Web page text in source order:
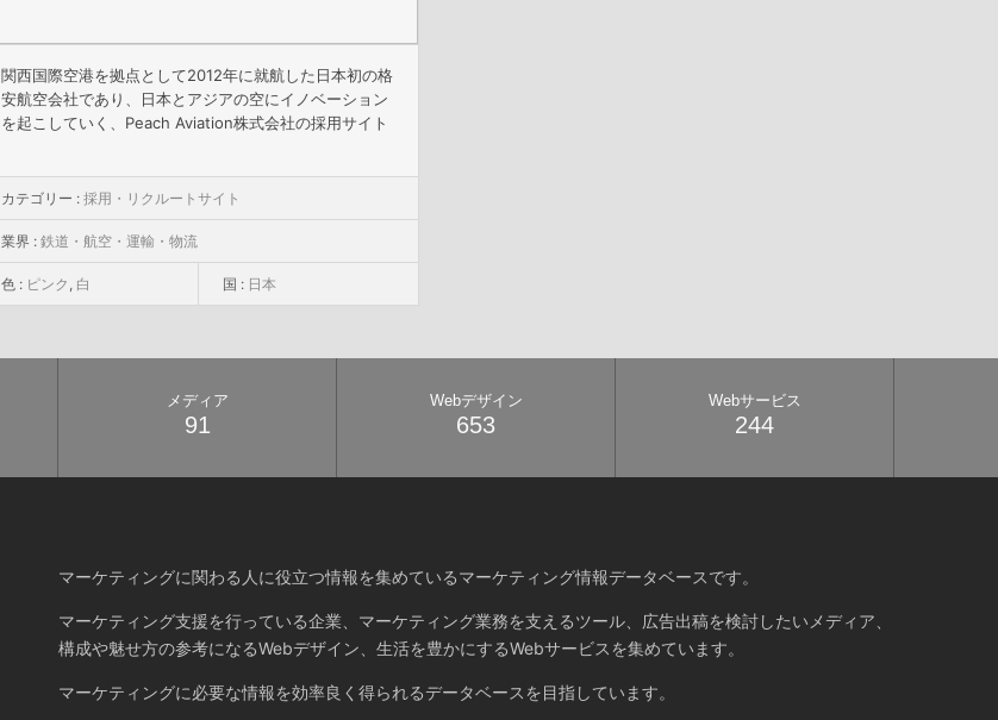
関西国際空港を拠点として2012年に就航した日本初の格
安航空会社であり、日本とアジアの空にイノベーション
を起こしていく、Peach Aviation株式会社の採用サイト
カテゴリー : 採用・リクルートサイト
業界 : 鉄道・航空・運輸・物流
色 : ピンク , 白 国 : 日本
メディア
91
Webデザイン
653
Webサービス
244
マーケティングに関わる人に役立つ情報を集めているマーケティング情報データベースです。
マーケティング支援を行っている企業、マーケティング業務を支えるツール、広告出稿を検討したいメディア、
構成や魅せ方の参考になるWebデザイン、生活を豊かにするWebサービスを集めています。
マーケティングに必要な情報を効率良く得られるデータベースを目指しています。